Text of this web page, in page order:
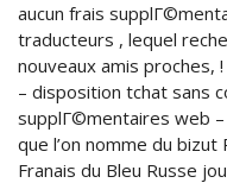
aucun frais
traducteurs , lequel
nouveaux amis proches,
– disposition tchat sans
supplГ©mentaires web
que l’on nomme du bizut
Franais du Bleu Russe